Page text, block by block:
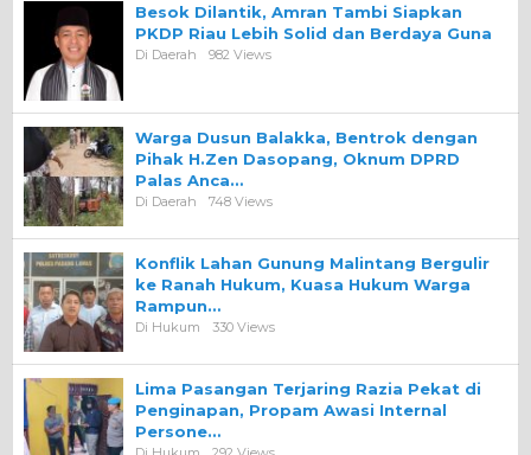
Besok Dilantik, Amran Tambi Siapkan
PKDP Riau Lebih Solid dan Berdaya Guna
Di Daerah 982 Views
Warga Dusun Balakka, Bentrok dengan
Pihak H.Zen Dasopang, Oknum DPRD
Palas Anca…
Di Daerah 748 Views
Konflik Lahan Gunung Malintang Bergulir
ke Ranah Hukum, Kuasa Hukum Warga
Rampun…
Di Hukum 330 Views
Lima Pasangan Terjaring Razia Pekat di
Penginapan, Propam Awasi Internal
Persone…